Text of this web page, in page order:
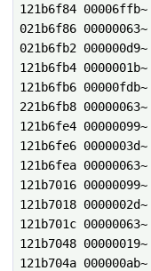
121b6f84 00006ffb~
021b6f86 00000063~
021b6fb2 000000d9~
121b6fb4 0000001b~
121b6fb6 00000fdb~
221b6fb8 00000063~
121b6fe4 00000099~
121b6fe6 0000003d~
121b6fea 00000063~
121b7016 00000099~
121b7018 0000002d~
121b701c 00000063~
121b7048 00000019~
121b704a 000000ab~